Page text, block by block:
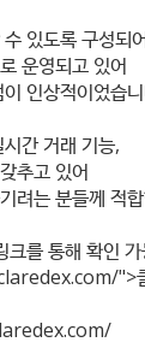
있도록 구성되
운영되고 있어
인상적이었습
간 거래 기능,
추고 있어
려는 분들께 적
를 통해 확인
">